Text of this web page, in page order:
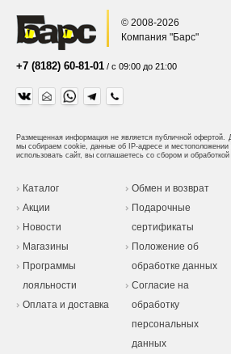
© 2008-2026
Компания "Барс"
+7 (8182) 60-81-01 / с 09:00 до 21:00
Размещенная информация не является публичной офертой.
мы собираем cookie, данные об IP-адресе и местоположении
использовать сайт, вы соглашаетесь со сбором и
Каталог
Акции
Новости
Магазины
Программы
лояльности
Оплата и доставка
Обмен и возврат
Подарочные
сертификаты
Положение об
обработке данных
Согласие на
обработку
персональных
данных